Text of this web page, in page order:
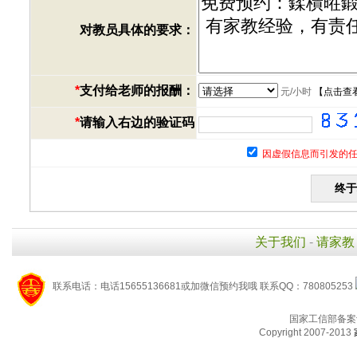
对教员具体的要求：
*支付给老师的报酬： 元/小时【 点击查
*请输入右边的验证码
因虚假信息而引发的
关于我们 - 请家教
联系电话：电话15655136681或加微信预约我哦 联系QQ：780805253
国家工信部备
Copyright 2007-2013